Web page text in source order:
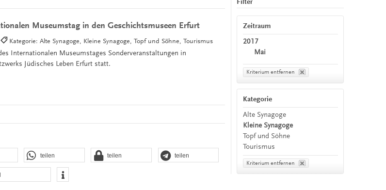
Museumstag in den Geschichtsmuseen Erfurt
Kategorie: Alte Synagoge, Kleine Synagoge, Topf und Söhne, Tourismus
Internationalen Museumstages Sonderveranstaltungen in
Jüdisches Leben Erfurt statt.
teilen teilen teilen
Filter
Zeitraum
2017
Mai
Kriterium entfernen
Kategorie
Alte Synagoge
Kleine Synagoge
Topf und Söhne
Tourismus
Kriterium entfernen